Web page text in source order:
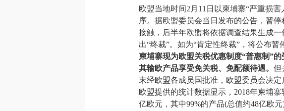
欧盟当地时间2月11日以柬埔寨“严重损
序。据欧盟委员会当日发布的公告，暂
接触，后半年欧盟将依据调查结果生成
出“终裁”。如为“肯定性终裁”，将公布
柬埔寨现为欧盟关税优惠制度“普惠制”
其输欧产品享受免关税、免配额待遇。 但
末经欧盟各成员国批准，欧盟委员会决
欧盟提供的统计数据显示，2018年柬埔
亿欧元，其中99%的产品(总值约48亿欧